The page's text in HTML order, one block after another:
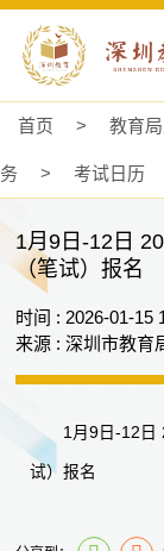
首页 > 教育
务 > 考试日历
1月9日-12日
（笔试）报名
时间 : 2026-01-15
来源 : 深圳市教育
1月9日-12日
试）报名